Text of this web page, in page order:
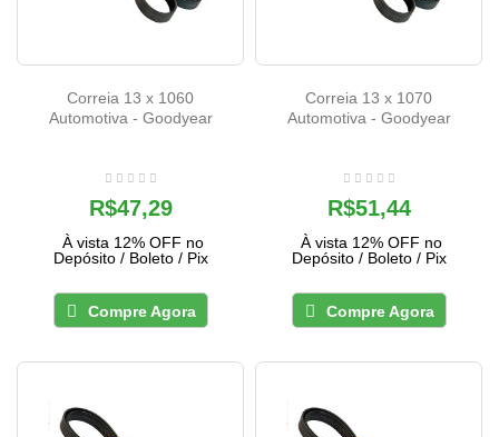
Correia 13 x 1060
Automotiva - Goodyear
R$47,29
À vista 12% OFF no
Depósito / Boleto / Pix
Compre Agora
Correia 13 x 1070
Automotiva - Goodyear
R$51,44
À vista 12% OFF no
Depósito / Boleto / Pix
Compre Agora